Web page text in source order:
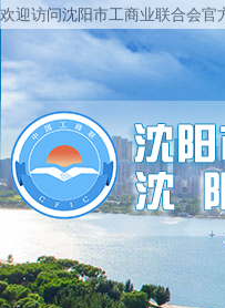
欢迎访问沈阳市工商业联合会官